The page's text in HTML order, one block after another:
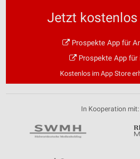
Jetzt kostenlos
Prospekte App für
Prospekte App für
Kostenlos im App Store
In Kooperation mit: